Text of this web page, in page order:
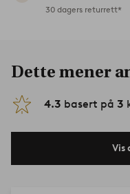
30 dagers returrett*
Dette mener
4.3 basert på 3
Vis